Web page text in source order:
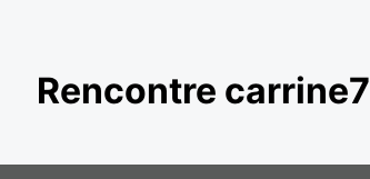
Rencontre carrine7